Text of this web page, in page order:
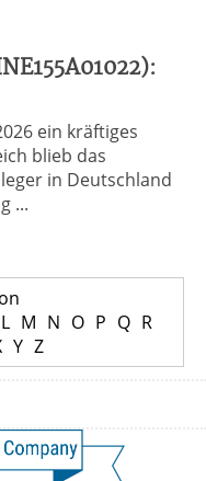
ein kräftiges
blieb das
in Deutschland
...
L M N O P Q R
Y Z